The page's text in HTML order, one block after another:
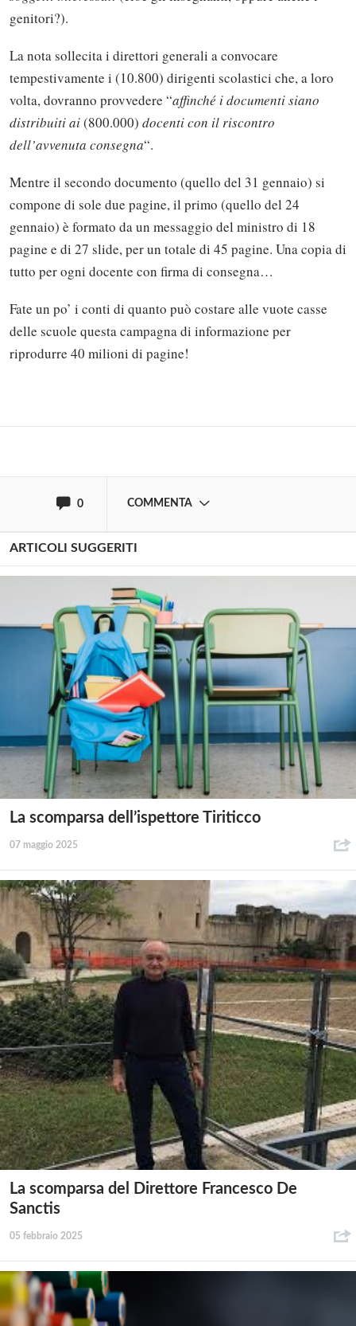
genitori?).
La nota sollecita i direttori generali a convocare
tempestivamente i (10.800) dirigenti scolastici che, a loro
volta, dovranno provvedere “affinché i documenti siano
distribuiti ai(800.000) docenti con il riscontro
dell’avvenuta consegna“.
Mentre il secondo documento (quello del 31 gennaio) si
compone di sole due pagine, il primo (quello del 24
gennaio) è formato da un messaggio del ministro di 18
pagine e di 27 slide, per un totale di 45 pagine. Una copia di
tutto per ogni docente con firma di consegna…
Fate un po’ i conti di quanto può costare alle vuote casse
delle scuole questa campagna di informazione per
riprodurre 40 milioni di pagine!
0 COMMENTA
Solo gli utenti registrati possono
commentare!
ARTICOLI SUGGERITI
La scomparsa dell’ispettore Tiriticco
07 maggio 2025
La scomparsa del Direttore Francesco De
Sanctis
05 febbraio 2025